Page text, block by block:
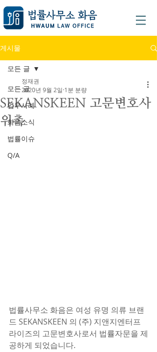
게시물
모든 글
업무사례
화음소식
법률이슈
Q/A
모든 글
SEKANSKEEN 고문변호사
위촉
정재권
2020년 9월 2일 1분 분량
법률사무소 화음은 여성 유명 의류 브랜
드 SEKANSKEEN 의 (주) 지앤지엔터프
라이즈의 고문변호사로서 법률자문을 제
공하게 되었습니다.